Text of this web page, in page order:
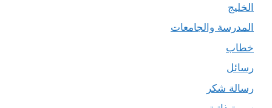
الخليج
المدرسة والجامعات
خطاب
رسائل
رسالة شكر